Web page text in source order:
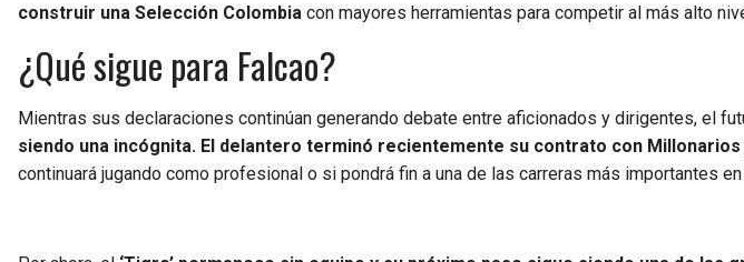
construir una Selección Colombia con mayores herramientas para competir al más alto
¿Qué sigue para Falcao?
Mientras sus declaraciones continúan generando debate entre aficionados y dirigentes, el
siendo una incógnita. El delantero terminó recientemente su contrato con Millonarios
continuará jugando como profesional o si pondrá fin a una de las carreras más importantes